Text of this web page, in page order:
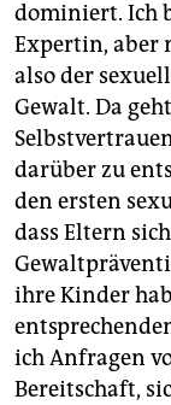
dominiert. Ich
Expertin, aber
also der
Gewalt. Da
darüber zu
den ersten
dass Eltern
ihre Kinder
ich Anfragen
Bereitschaft,